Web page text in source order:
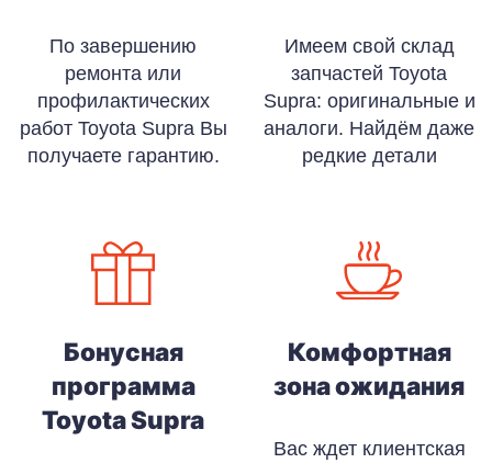
По завершению
ремонта или
профилактических
работ Toyota Supra Вы
получаете гарантию.
Бонусная
программа
Toyota Supra
Имеем свой склад
запчастей Toyota
Supra: оригинальные и
аналоги. Найдём даже
редкие детали
Комфортная
зона ожидания
Вас ждет клиентская